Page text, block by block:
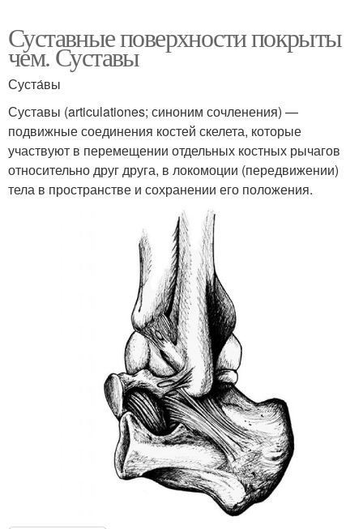
Суставные поверхности покрыты
чем. Суставы
Суста́вы
Суставы (articulationes; синоним сочленения) —
подвижные соединения костей скелета, которые
участвуют в перемещении отдельных костных рычагов
относительно друг друга, в локомоции (передвижении)
тела в пространстве и сохранении его положения.